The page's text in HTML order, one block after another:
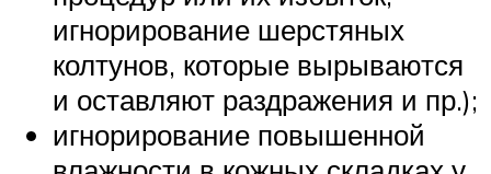
игнорирование шерстяных
колтунов, которые вырываются
и оставляют раздражения и пр.);
игнорирование повышенной